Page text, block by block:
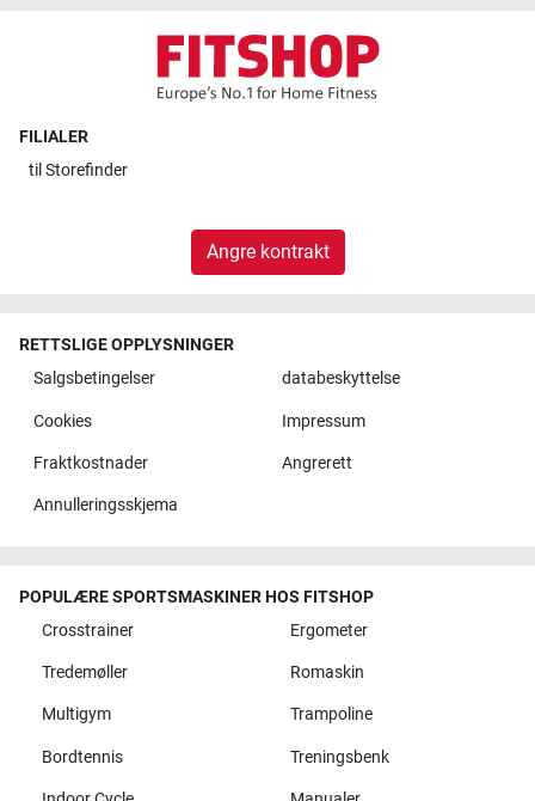
FILIALER
til Storefinder
Angre kontrakt
RETTSLIGE OPPLYSNINGER
Salgsbetingelser
databeskyttelse
Cookies Impressum
Fraktkostnader Angrerett
Annulleringsskjema
POPULÆRE SPORTSMASKINER HOS FITSHOP
Crosstrainer
Ergometer
Tredemøller Romaskin
Multigym Trampoline
Bordtennis Treningsbenk